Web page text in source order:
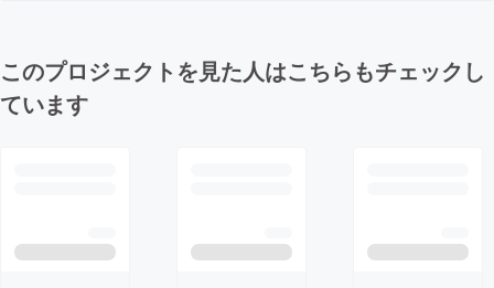
このプロジェクトを見た人はこちらもチェックし
ています